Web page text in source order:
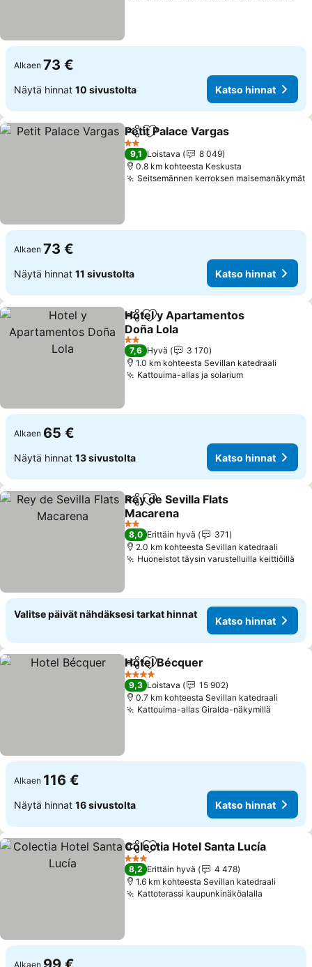
Alkaen 73 €
Näytä hinnat 10 sivustolta Katso hinnat
Jaa Lisää suosikkeihin
Petit Palace Vargas
2 Tähtiluokitus
9,1 Loistava
8 049
0.8 km kohteesta Keskusta
Seitsemännen kerroksen maisemanäkymät
Alkaen 73 €
Näytä hinnat 11 sivustolta Katso hinnat
Jaa Lisää suosikkeihin
Hotel y Apartamentos
Doña Lola
Katso hinnat
2 Tähtiluokitus
7,6 Hyvä
3 170
1.0 km kohteesta Sevillan katedraali
Kattouima-allas ja solariumKatso hinnat
Alkaen 65 €
Näytä hinnat 13 sivustolta Katso hinnat
Jaa Lisää suosikkeihin
Rey de Sevilla Flats
Macarena
Katso hinnat
2 Tähtiluokitus
8,0 Erittäin hyvä
371
2.0 km kohteesta Sevillan katedraali
Huoneistot täysin varustelluilla keittiöillä
Valitse päivät nähdäksesi tarkat hinnat
Katso hinnat
Jaa Lisää suosikkeihin
Hotel Bécquer
4 Tähtiluokitus
9,3 Loistava
15 902
0.7 km kohteesta Sevillan katedraali
Kattouima-allas Giralda-näkymillä
Alkaen 116 €
Näytä hinnat 16 sivustolta Katso hinnat
Jaa Lisää suosikkeihin
Colectia Hotel Santa Lucía
3 Tähtiluokitus
8,2 Erittäin hyvä
4 478
1.6 km kohteesta Sevillan katedraali
Kattoterassi kaupunkinäköalalla
Alkaen